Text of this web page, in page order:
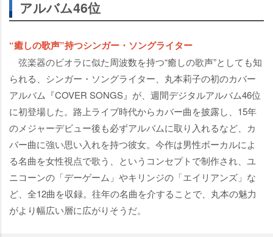
アルバム46位
“癒しの歌声”持つシンガー・ソングライター
弦楽器のビオラに似た周波数を持つ“癒しの歌声”としても知
られる、シンガー・ソングライター、丸本莉子の初のカバー
アルバム『COVER SONGS』が、週間デジタルアルバム46位
に初登場した。路上ライブ時代からカバー曲を披露し、15年
のメジャーデビュー後も必ずアルバムに取り入れるなど、カ
バー曲に強い思い入れを持つ彼女。今作は男性ボーカルによ
る名曲を女性視点で歌う、というコンセプトで制作され、ユ
ニコーンの「デーゲーム」やキリンジの「エイリアンズ」な
ど、全12曲を収録。往年の名曲を介することで、丸本の魅力
がより幅広い層に広がりそうだ。